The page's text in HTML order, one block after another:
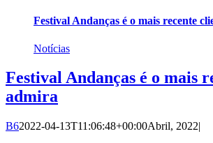
Festival Andanças é o mais recente
Notícias
Festival Andanças é o mais
admira
B62022-04-13T11:06:48+00:00Abril, 2022|